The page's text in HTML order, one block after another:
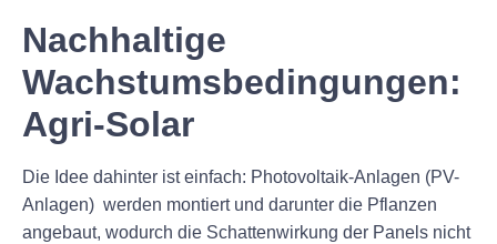
Nachhaltige
Wachstumsbedingungen:
Agri-Solar
Die Idee dahinter ist einfach: Photovoltaik-Anlagen (PV-
Anlagen) werden montiert und darunter die Pflanzen
angebaut, wodurch die Schattenwirkung der Panels nicht